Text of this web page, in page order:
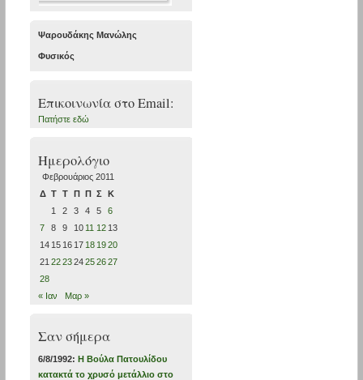
Ψαρουδάκης Μανώλης
Φυσικός
Επικοινωνία στο Εmail:
Πατήστε εδώ
Ημερολόγιο
Φεβρουάριος 2011
Δ Τ Τ Π Π Σ
Κ
1
2 3 4 5
6
7
8 9 10 11 12 13
14 15 16 17 18 1920
21 222324252627
28
« Ιαν
Μαρ »
Σαν σήμερα
6/8/1992: Η Βούλα Πατουλίδου
κατακτά το χρυσό μετάλλιο στο